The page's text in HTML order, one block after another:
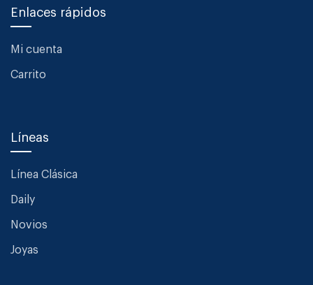
Enlaces rápidos
Mi cuenta
Carrito
Líneas
Línea Clásica
Daily
Novios
Joyas